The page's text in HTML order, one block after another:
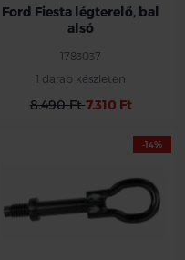
Ford Fiesta légterelő, bal
alsó
1783037
1 darab készleten
8.490 Ft7.310 Ft
-14%